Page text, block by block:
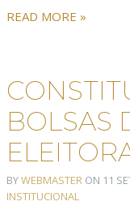
READ MORE »
BOLSAS
BYWEBMASTER ON 11
INSTITUCIONAL